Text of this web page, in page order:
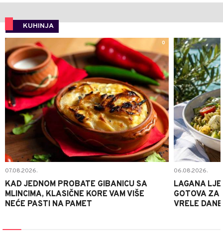
KUHINJA
0
07.08.2026.
KAD JEDNOM PROBATE GIBANICU SA
MLINCIMA, KLASIČNE KORE VAM VIŠE
NEĆE PASTI NA PAMET
06.08.2026.
LAGANA
GOTOVA ZA
VRELE DANE